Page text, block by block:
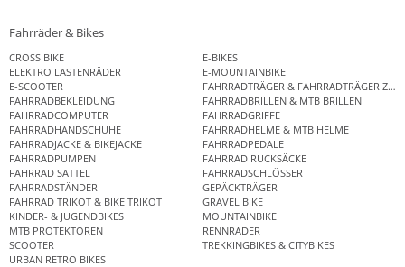
Fahrräder & Bikes
CROSS BIKE
E-BIKES
ELEKTRO LASTENRÄDER
E-MOUNTAINBIKE
E-SCOOTER
FAHRRADTRÄGER & FAHRRADTRÄGER
FAHRRADBEKLEIDUNG
FAHRRADBRILLEN & MTB BRILLEN
FAHRRADCOMPUTER
FAHRRADGRIFFE
FAHRRADHANDSCHUHE
FAHRRADHELME & MTB HELME
FAHRRADJACKE & BIKEJACKE
FAHRRADPEDALE
FAHRRADPUMPEN
FAHRRAD RUCKSÄCKE
FAHRRAD SATTEL
FAHRRADSCHLÖSSER
FAHRRADSTÄNDER
GEPÄCKTRÄGER
FAHRRAD TRIKOT & BIKE TRIKOT
GRAVEL BIKE
KINDER- & JUGENDBIKES
MOUNTAINBIKE
MTB PROTEKTOREN
RENNRÄDER
SCOOTER
TREKKINGBIKES & CITYBIKES
URBAN RETRO BIKES